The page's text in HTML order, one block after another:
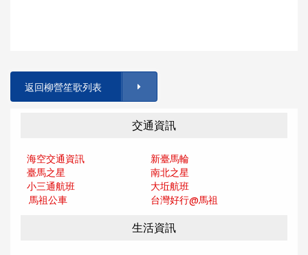
返回柳營笙歌列表
交通資訊
海空交通資訊
新臺馬輪
臺馬之星
南北之星
小三通航班
大坵航班
馬祖公車
台灣好行@馬祖
生活資訊